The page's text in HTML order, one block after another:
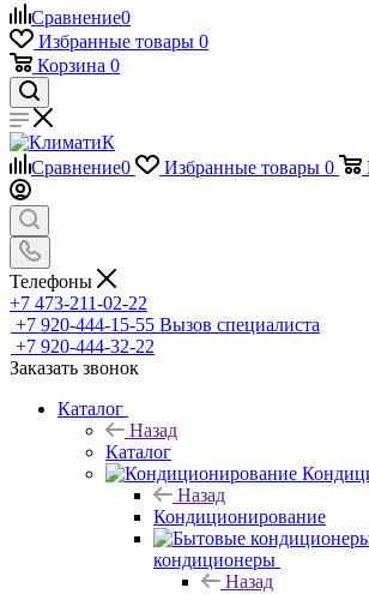
Сравнение0
Избранные товары 0
Корзина 0
Сравнение0 Избранные товары 0
Телефоны
+7 473-211-02-22
+7 920-444-15-55 Вызов специалиста
+7 920-444-32-22
Заказать звонок
Каталог
Назад
Каталог
Назад
Кондиционирование
кондиционеры
Назад